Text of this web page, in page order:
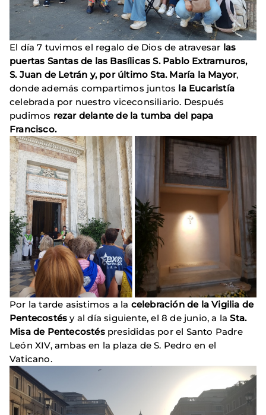
El día 7 tuvimos el regalo de Dios de atravesar las
puertas Santas de las Basílicas S. Pablo Extramuros,
S. Juan de Letrán y, por último Sta. María la Mayor,
donde además compartimos juntos la Eucaristía
celebrada por nuestro viceconsiliario. Después
pudimos rezar delante de la tumba del papa
Francisco.
Por la tarde asistimos a la celebración de la Vigilia de
Pentecostés y al día siguiente, el 8 de junio, a laSta.
Misa de Pentecostéspresididas por el Santo Padre
León XIV, ambas en la plaza de S. Pedro en el
Vaticano.